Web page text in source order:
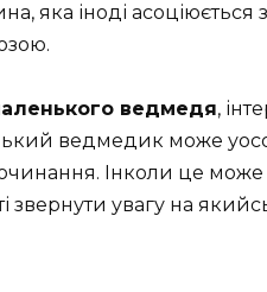
яка іноді
ведмедя,
ведмедик може
Інколи це
звернути увагу на